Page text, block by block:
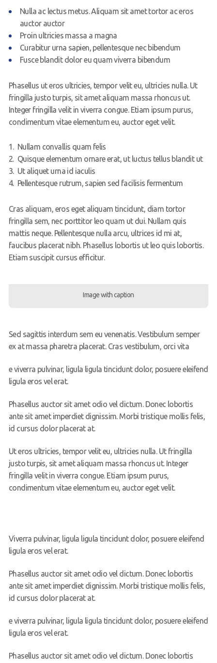
Nulla ac lectus metus. Aliquam sit amet tortor ac eros
auctor auctor
Proin ultricies massa a magna
Curabitur urna sapien, pellentesque nec bibendum
Fusce blandit dolor eu quam viverra bibendum
Phasellus ut eros ultricies, tempor velit eu, ultricies nulla. Ut
fringilla justo turpis, sit amet aliquam massa rhoncus ut.
Integer fringilla velit in viverra congue. Etiam ipsum purus,
condimentum vitae elementum eu, auctor eget velit.
Nullam convallis quam felis
Quisque elementum ornare erat, ut luctus tellus blandit ut
Ut aliquet urna id iaculis
Pellentesque rutrum, sapien sed facilisis fermentum
Cras aliquam, eros eget aliquam tincidunt, diam tortor
fringilla sem, nec porttitor leo quam ut dui. Nullam quis
mattis neque. Pellentesque nulla arcu, ultrices id mi at,
faucibus placerat nibh. Phasellus lobortis ut leo quis lobortis.
Etiam suscipit cursus efficitur.
Image with caption
Sed sagittis interdum sem eu venenatis. Vestibulum semper
ex at massa pharetra placerat. Cras vestibulum, orci vita
e viverra pulvinar, ligula ligula tincidunt dolor, posuere eleifend
ligula eros vel erat.
Phasellus auctor sit amet odio vel dictum. Donec lobortis
ante sit amet imperdiet dignissim. Morbi tristique mollis felis,
id cursus dolor placerat at.
Ut eros ultricies, tempor velit eu, ultricies nulla. Ut fringilla
justo turpis, sit amet aliquam massa rhoncus ut. Integer
fringilla velit in viverra congue. Etiam ipsum purus,
condimentum vitae elementum eu, auctor eget velit.
Viverra pulvinar, ligula ligula tincidunt dolor, posuere eleifend
ligula eros vel erat.
Phasellus auctor sit amet odio vel dictum. Donec lobortis
ante sit amet imperdiet dignissim. Morbi tristique mollis felis,
id cursus dolor placerat at.
e viverra pulvinar, ligula ligula tincidunt dolor, posuere eleifend
ligula eros vel erat.
Phasellus auctor sit amet odio vel dictum. Donec lobortis